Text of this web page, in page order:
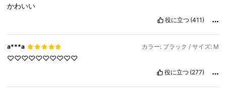
かわいい
役に立つ (411)
a***a カラー: ブラック / サイズ: M
♡♡♡♡♡♡♡♡♡♡
役に立つ (277)